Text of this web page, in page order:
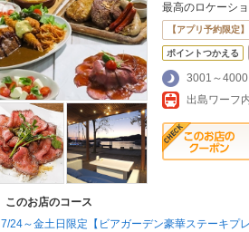
最高のロケーシ
【アプリ予約限定
ポイントつかえる
3001～4000
出島ワーフ
このお店のコース
7/24～金土日限定【ビアガーデン豪華ステーキプ